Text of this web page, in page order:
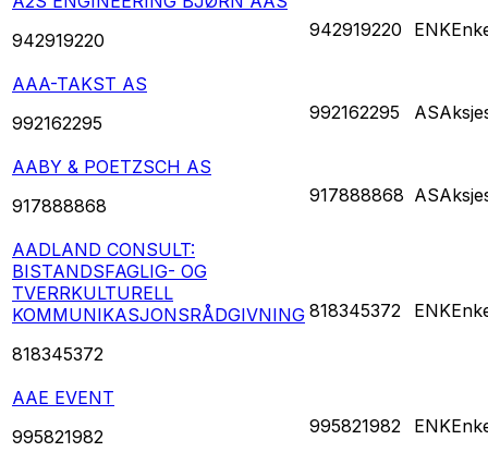
942919220
942919220 ENK
AAA-TAKST AS
992162295
992162295 AS
AABY & POETZSCH AS
917888868
917888868 AS
AADLAND CONSULT:
BISTANDSFAGLIG- OG
TVERRKULTURELL
KOMMUNIKASJONSRÅDGIVNING
818345372
818345372 ENK
AAE EVENT
995821982
995821982 ENK